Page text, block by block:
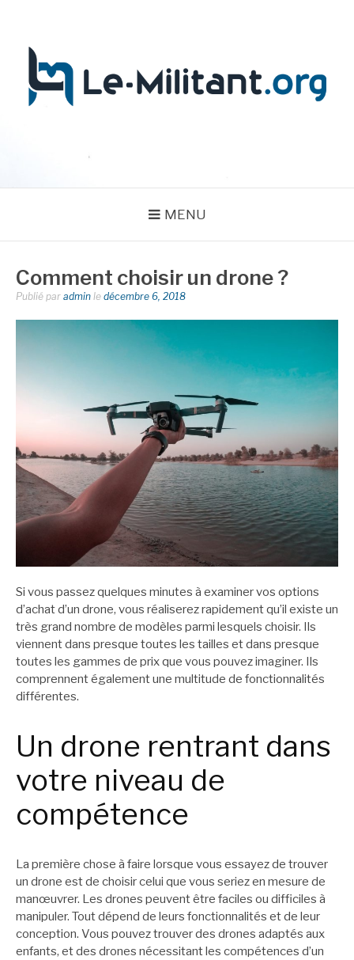
MENU
Comment choisir un drone ?
Publié par admin le décembre 6, 2018
Si vous passez quelques minutes à examiner vos options
d’achat d’un drone, vous réaliserez rapidement qu’il existe un
très grand nombre de modèles parmi lesquels choisir. Ils
viennent dans presque toutes les tailles et dans presque
toutes les gammes de prix que vous pouvez imaginer. Ils
comprennent également une multitude de fonctionnalités
différentes.
Un drone rentrant dans
votre niveau de
compétence
La première chose à faire lorsque vous essayez de trouver
un drone est de choisir celui que vous seriez en mesure de
manœuvrer. Les drones peuvent être faciles ou difficiles à
manipuler. Tout dépend de leurs fonctionnalités et de leur
conception. Vous pouvez trouver des drones adaptés aux
enfants, et des drones nécessitant les compétences d’un